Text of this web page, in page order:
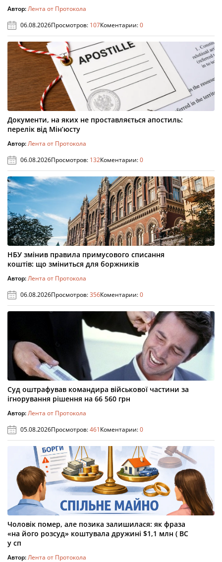
Автор:Лента от Протокола
06.08.2026Просмотров: 107Коментарии:0
Документи, на яких не проставляється апостиль:
перелік від Мін’юсту
Автор:Лента от Протокола
06.08.2026Просмотров: 132Коментарии:0
НБУ змінив правила примусового списання
коштів: що зміниться для боржників
Автор:Лента от Протокола
06.08.2026Просмотров:356Коментарии:0
Суд оштрафував командира військової частини за
ігнорування рішення на 66 560 грн
Автор:Лента от Протокола
05.08.2026Просмотров:461Коментарии:0
Чоловік помер, але позика залишилася: як фраза
«на його розсуд» коштувала дружині $1,1 млн ( ВС
у сп
Автор:Лента от Протокола